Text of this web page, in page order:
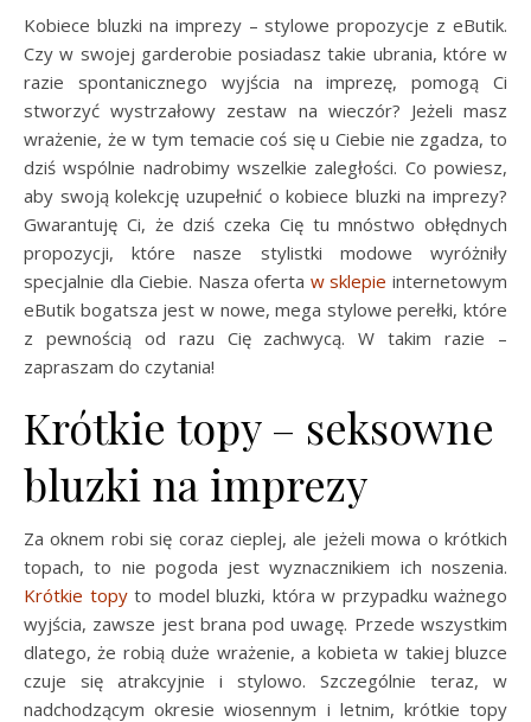
Kobiece bluzki na imprezy – stylowe propozycje z eButik.
Czy w swojej garderobie posiadasz takie ubrania, które w
razie spontanicznego wyjścia na imprezę, pomogą Ci
stworzyć wystrzałowy zestaw na wieczór? Jeżeli masz
wrażenie, że w tym temacie coś się u Ciebie nie zgadza, to
dziś wspólnie nadrobimy wszelkie zaległości. Co powiesz,
aby swoją kolekcję uzupełnić o kobiece bluzki na imprezy?
Gwarantuję Ci, że dziś czeka Cię tu mnóstwo obłędnych
propozycji, które nasze stylistki modowe wyróżniły
specjalnie dla Ciebie. Nasza oferta w sklepie internetowym
eButik bogatsza jest w nowe, mega stylowe perełki, które
z pewnością od razu Cię zachwycą. W takim razie –
zapraszam do czytania!
Krótkie topy – seksowne
bluzki na imprezy
Za oknem robi się coraz cieplej, ale jeżeli mowa o krótkich
topach, to nie pogoda jest wyznacznikiem ich noszenia.
Krótkie topyto model bluzki, która w przypadku ważnego
wyjścia, zawsze jest brana pod uwagę. Przede wszystkim
dlatego, że robią duże wrażenie, a kobieta w takiej bluzce
czuje się atrakcyjnie i stylowo. Szczególnie teraz, w
nadchodzącym okresie wiosennym i letnim, krótkie topy